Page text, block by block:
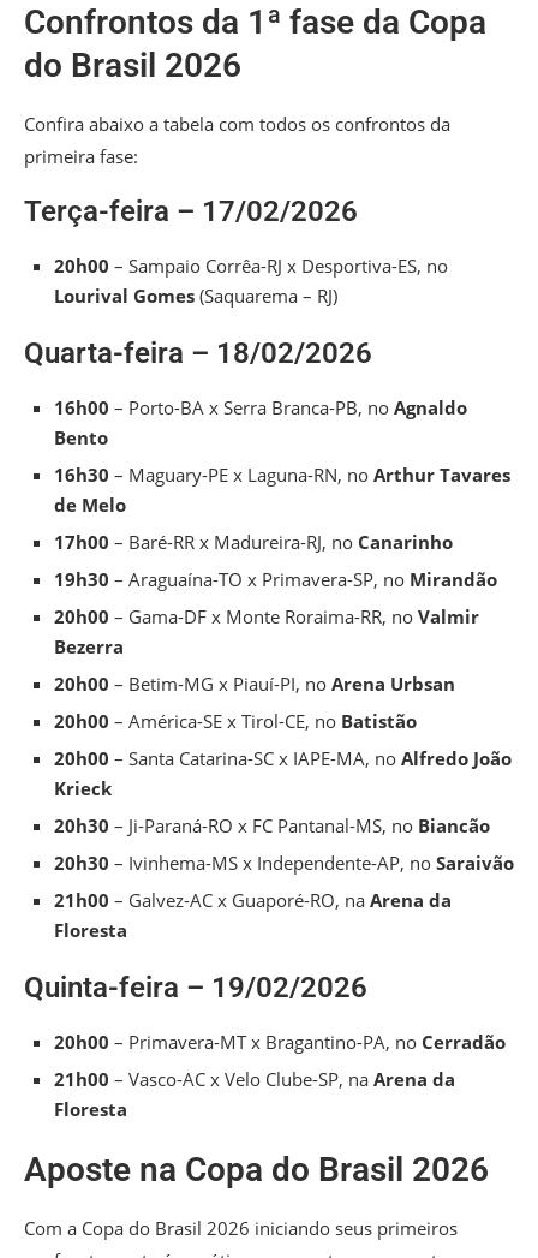
Confrontos da 1ª fase da Copa
do Brasil 2026
Confira abaixo a tabela com todos os confrontos da
primeira fase:
Terça-feira – 17/02/2026
20h00 – Sampaio Corrêa-RJ x Desportiva-ES, no
Lourival Gomes (Saquarema – RJ)
Quarta-feira – 18/02/2026
16h00 – Porto-BA x Serra Branca-PB, no Agnaldo
Bento
16h30 – Maguary-PE x Laguna-RN, no Arthur Tavares
de Melo
17h00 – Baré-RR x Madureira-RJ, no Canarinho
19h30 – Araguaína-TO x Primavera-SP, no Mirandão
20h00 – Gama-DF x Monte Roraima-RR, no Valmir
Bezerra
20h00 – Betim-MG x Piauí-PI, no Arena Urbsan
20h00 – América-SE x Tirol-CE, no Batistão
20h00 – Santa Catarina-SC x IAPE-MA, no Alfredo João
Krieck
20h30 – Ji-Paraná-RO x FC Pantanal-MS, no Biancão
20h30 – Ivinhema-MS x Independente-AP, no Saraivão
21h00 – Galvez-AC x Guaporé-RO, na Arena da
Floresta
Quinta-feira – 19/02/2026
20h00 – Primavera-MT x Bragantino-PA, no Cerradão
21h00 – Vasco-AC x Velo Clube-SP, na Arena da
Floresta
Aposte na Copa do Brasil 2026
Com a Copa do Brasil 2026 iniciando seus primeiros